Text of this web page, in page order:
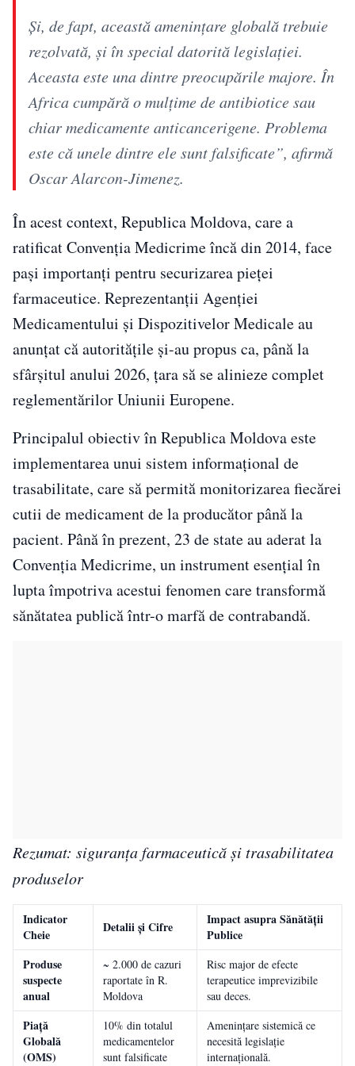
Și, de fapt, această amenințare globală trebuie
rezolvată, și în special datorită legislației.
Aceasta este una dintre preocupările majore. În
Africa cumpără o mulțime de antibiotice sau
chiar medicamente anticancerigene. Problema
este că unele dintre ele sunt falsificate”, afirmă
Oscar Alarcon-Jimenez.
În acest context, Republica Moldova, care a
ratificat Convenția Medicrime încă din 2014, face
pași importanți pentru securizarea pieței
farmaceutice. Reprezentanții Agenției
Medicamentului și Dispozitivelor Medicale au
anunțat că autoritățile și-au propus ca, până la
sfârșitul anului 2026, țara să se alinieze complet
reglementărilor Uniunii Europene.
Principalul obiectiv în Republica Moldova este
implementarea unui sistem informațional de
trasabilitate, care să permită monitorizarea fiecărei
cutii de medicament de la producător până la
pacient. Până în prezent, 23 de state au aderat la
Convenția Medicrime, un instrument esențial în
lupta împotriva acestui fenomen care transformă
sănătatea publică într-o marfă de contrabandă.
Rezumat: siguranța farmaceutică și trasabilitatea
produselor
Indicator
Cheie
Detalii și Cifre
Impact asupra Sănătății
Publice
Produse
suspecte
anual
~ 2.000 de cazuri
raportate în R.
Moldova
Risc major de efecte
terapeutice imprevizibile
sau deces.
Piață
Globală
(OMS)
10% din totalul
medicamentelor
sunt falsificate
Amenințare sistemică ce
necesită legislație
internațională.